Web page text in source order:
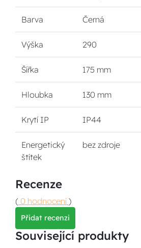
Barva Černá
Výška 290
Šířka 175 mm
Hloubka 130 mm
Krytí IP IP44
Energetický
štítek
bez zdroje
Recenze
( 0 hodnocení )
Přidat recenzi
Související produkty